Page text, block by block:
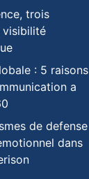
trois
visibilité
: 5 raisons
a
de defense
dans